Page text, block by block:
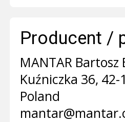
Producent /
MANTAR Bartosz
Kuźniczka 36,
Poland